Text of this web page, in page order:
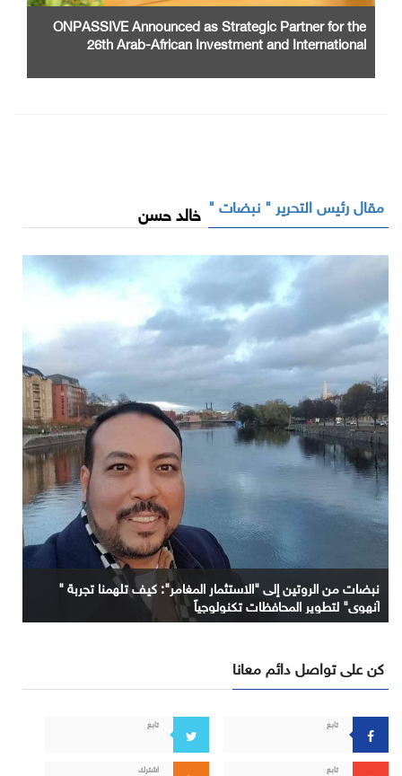
ONPASSIVE Announced as Strategic Partner for the
26th Arab-African Investment and International
مقال رئيس التحرير " نبضات " خالد حسن
نبضات من الروتين إلى "الاستثمار المغامر": كيف تلهمنا تجربة "
آنهوي" لتطوير المحافظات تكنولوجياً
كن على تواصل دائم معانا
تابع تابع
تابع اشترك